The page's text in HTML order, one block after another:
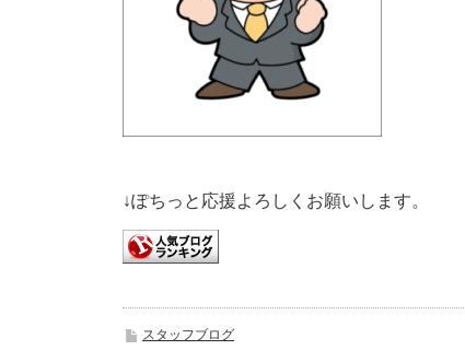
↓ぽちっと応援よろしくお願いします。
スタッフブログ